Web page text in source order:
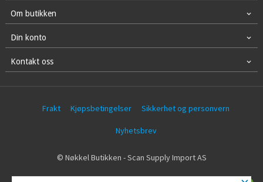
Om butikken
Din konto
Kontakt oss
Frakt Kjøpsbetingelser Sikkerhet og personvern
Nyhetsbrev
© Nøkkel Butikken - Scan Supply Import AS